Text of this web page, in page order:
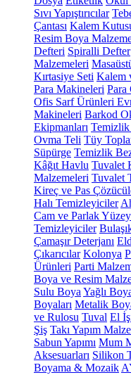
Sıvı Yapıştırıcılar
Çantası Kalem
Resim Boya
Defteri Spiralli Defter
Malzemeleri
Kırtasiye Seti Kalem
Para Makineleri Para
Ofis Sarf Ürünleri
Makineleri Barkod
Ekipmanları
Ovma Teli Tüy
Süpürge Temizlik
Kâğıt Havlu Tuvalet
Malzemeleri Tuvalet
Kireç ve Pas
Halı Temizleyiciler
Cam ve Parlak
Temizleyiciler
Çamaşır Deterjanı
Çıkarıcılar Kolonya
Ürünleri Parti
Boya ve Resim
Sulu Boya Yağlı
Boyaları Metalik
ve Rulosu Tuval El
Şiş Takı Yapım
Sabun Yapımı Mum
Aksesuarları Silikon
Boyama & Mozaik